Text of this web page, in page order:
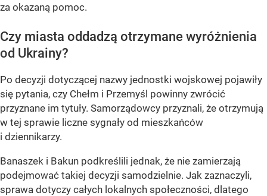
za okazaną pomoc.
Czy miasta oddadzą otrzymane wyróżnienia
od Ukrainy?
Po decyzji dotyczącej nazwy jednostki wojskowej pojawiły
się pytania, czy Chełm i Przemyśl powinny zwrócić
przyznane im tytuły. Samorządowcy przyznali, że otrzymują
w tej sprawie liczne sygnały od mieszkańców
i dziennikarzy.
Banaszek i Bakun podkreślili jednak, że nie zamierzają
podejmować takiej decyzji samodzielnie. Jak zaznaczyli,
sprawa dotyczy całych lokalnych społeczności, dlatego